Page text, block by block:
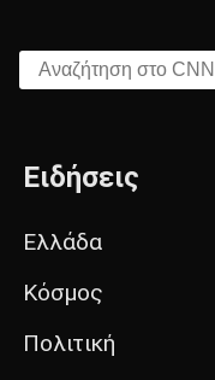
Αναζήτηση στο CNN.gr
Ειδήσεις
Ελλάδα
Κόσμος
Πολιτική